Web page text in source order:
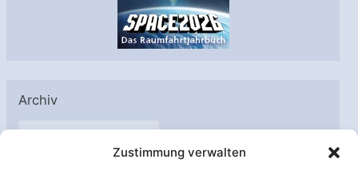
Zustimmung verwalten
Archiv
A